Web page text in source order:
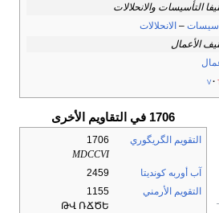
التأسيسات والانحلالات
– الانحلالات
الأعمال
v
1706 في التقاويم الأخرى
التقويم الگريگوري
1706
MDCCVI
آب أوربه كونديتا
2459
التقويم الأرمني
1155
ԹՎ ՌՃԾԵ